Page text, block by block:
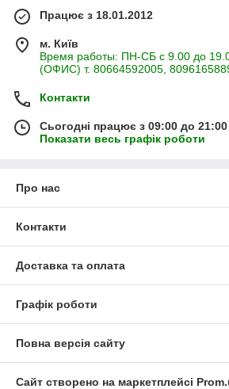
Працює з 18.01.2012
м. Київ
Время работы: ПН-СБ с 9.00 до
(ОФИС) т. 80664592005,
Контакти
Сьогодні працює з 09:00 до 21:00
Показати весь графік роботи
Про нас
Контакти
Доставка та оплата
Графік роботи
Повна версія сайту
Сайт створено на маркетплейсі